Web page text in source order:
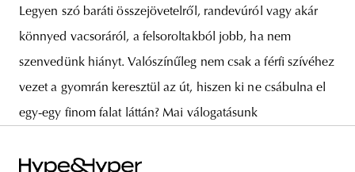
Legyen szó baráti összejövetelről, randevúról vagy akár
könnyed vacsoráról, a felsoroltakból jobb, ha nem
szenvedünk hiányt. Valószínűleg nem csak a férfi szívéhez
vezet a gyomrán keresztül az út, hiszen ki ne csábulna el
egy-egy finom falat láttán? Mai válogatásunk